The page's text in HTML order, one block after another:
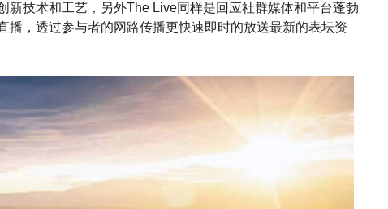
新技术和工艺，另外The Live同样是回应社群媒体和平台蓬勃
播，透过参与者的网路传播更快速即时的放送最新的表坛资